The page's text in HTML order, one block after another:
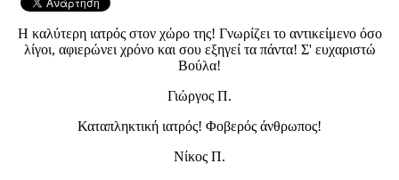
Η καλύτερη ιατρός στον χώρο της! Γνωρίζει το αντικείμενο όσο
λίγοι, αφιερώνει χρόνο και σου εξηγεί τα πάντα! Σ' ευχαριστώ
Βούλα!
Γιώργος Π.
Καταπληκτική ιατρός! Φοβερός άνθρωπος!
Νίκος Π.